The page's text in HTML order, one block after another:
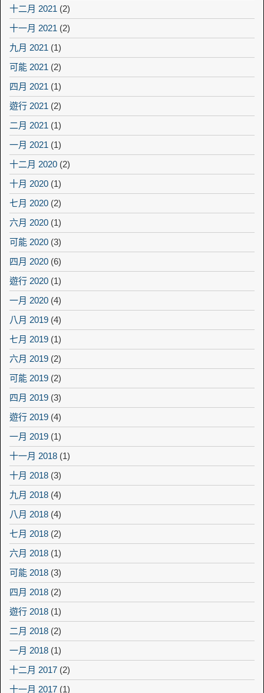
十二月 2021 (2)
十一月 2021 (2)
九月 2021 (1)
可能 2021 (2)
四月 2021 (1)
遊行 2021 (2)
二月 2021 (1)
一月 2021 (1)
十二月 2020 (2)
十月 2020 (1)
七月 2020 (2)
六月 2020 (1)
可能 2020 (3)
四月 2020 (6)
遊行 2020 (1)
一月 2020 (4)
八月 2019 (4)
七月 2019 (1)
六月 2019 (2)
可能 2019 (2)
四月 2019 (3)
遊行 2019 (4)
一月 2019 (1)
十一月 2018 (1)
十月 2018 (3)
九月 2018 (4)
八月 2018 (4)
七月 2018 (2)
六月 2018 (1)
可能 2018 (3)
四月 2018 (2)
遊行 2018 (1)
二月 2018 (2)
一月 2018 (1)
十二月 2017 (2)
十一月 2017 (1)